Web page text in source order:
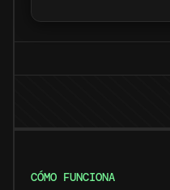
CÓMO FUNCIONA